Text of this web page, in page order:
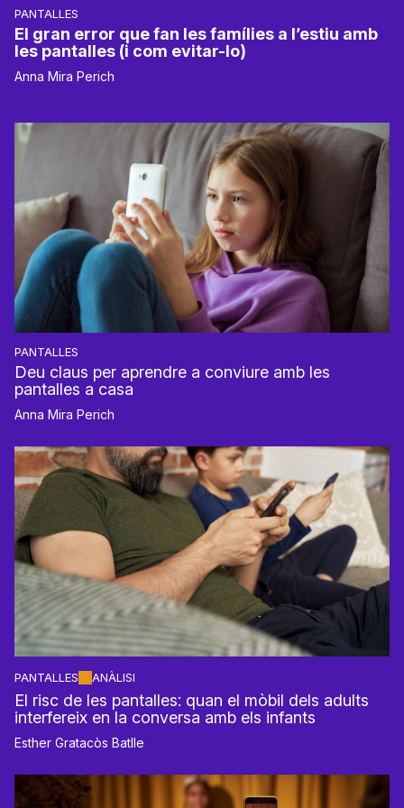
PANTALLES
El gran error que fan les famílies a l’estiu amb
les pantalles (i com evitar-lo)
Anna Mira Perich
PANTALLES
Deu claus per aprendre a conviure amb les
pantalles a casa
Anna Mira Perich
PANTALLES ANÀLISI
El risc de les pantalles: quan el mòbil dels adults
interfereix en la conversa amb els infants
Esther Gratacòs Batlle